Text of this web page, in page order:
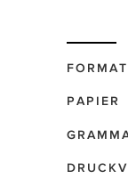
FORMAT
PAPIER